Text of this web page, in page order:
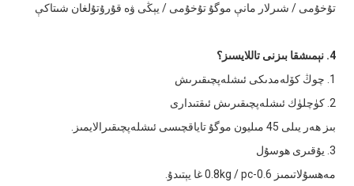
تۇخۇمى / شىرلار مانې موگۇ تۇخۇمى / يېڭى ۋە قۇرۇتۇلغان شىتاكې
4. نېمىشقا بىزنى تاللايسىز؟
1. چوڭ كۆلەمدىكى ئىشلەپچىقىرىش
2. كۈچلۈك ئىشلەپچىقىرىش ئىقتىدارى
بىز ھەر يىلى 45 مىليون موگۇ تاياقچىسى ئىشلەپچىقىرالايمىز.
3. يۇقىرى ھوسۇل
مەھسۇلاتىمىز 0.6-0.8kg / pc غا يېتىدۇ.